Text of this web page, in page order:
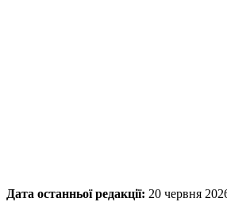
Дата останньої редакції: 20 червня